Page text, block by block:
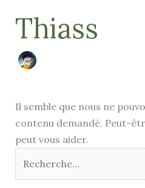
Thiass
Il semble que nous ne
contenu demandé. Peut-
peut vous aider.